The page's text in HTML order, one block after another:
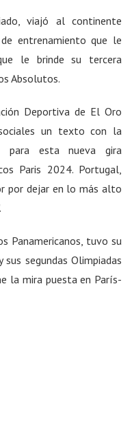
viajó al continente
entrenamiento que le
le brinde su tercera
Absolutos.
Deportiva de El Oro
un texto con la
para esta nueva gira
Paris 2024. Portugal,
por dejar en lo más alto
Panamericanos, tuvo su
segundas Olimpiadas
la mira puesta en París-